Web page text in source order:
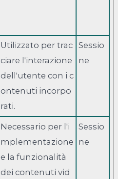
Utilizzato per trac
ciare l'interazione
dell'utente con i c
ontenuti incorpo
rati.
Sessio
ne
Necessario per l'i
mplementazione
e la funzionalità
dei contenuti vid
Sessio
ne